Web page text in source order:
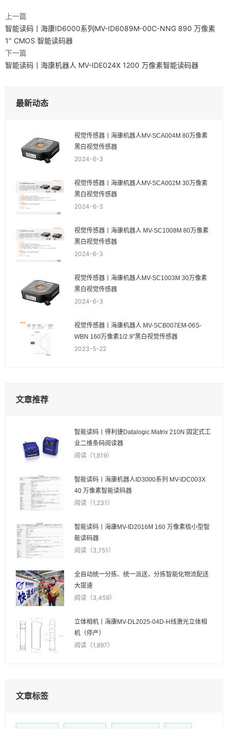
上一篇
智能读码丨海康ID6000系列MV-ID6089M-00C-NNG 890 万像素
1″ CMOS 智能读码器
下一篇
智能读码丨海康机器人 MV-IDE024X 1200 万像素智能读码器
最新动态
视觉传感器丨海康机器人MV-SCA004M 80万像素
黑白视觉传感器
2024-6-3
视觉传感器丨海康机器人MV-SCA002M 30万像素
黑白视觉传感器
2024-6-3
视觉传感器丨海康机器人 MV-SC1008M 80万像素
黑白视觉传感器
2024-6-3
视觉传感器丨海康机器人MV-SC1003M 30万像素
黑白视觉传感器
2024-6-3
视觉传感器丨海康机器人 MV-SCB007EM-06S-
WBN 160万像素1/2.9″黑白视觉传感器
2023-5-22
文章推荐
智能读码丨得利捷Datalogic Matrix 210N 固定式工
业二维条码阅读器
阅读（1,819）
智能读码丨海康机器人ID3000系列 MV-IDC003X
40 万像素智能读码器
阅读（1,231）
智能读码丨海康MV-ID2016M 160 万像素极小型智
能读码器
阅读（3,751）
全自动统一分拣、统一派送，分拣智能化物流配送
大提速
阅读（3,459）
立体相机丨海康MV-DL2025-04D-H线激光立体相
机（停产）
阅读（1,897）
文章标签